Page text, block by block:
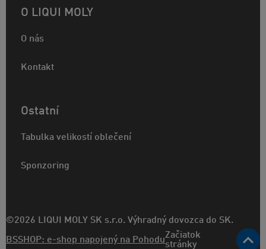
O LIQUI MOLY
O nás
Kontakt
Ostatní
Tabulka velikostí oblečení
Sponzoring
©2026 LIQUI MOLY SK s.r.o. Výhradný dovozca do SK.
BSSHOP: e-shop napojený na PohoduZačiatok
stránky